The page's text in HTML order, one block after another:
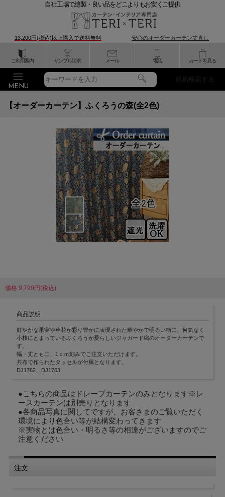
ご利用案内 サンプル請求 メール 電話 カートを見る
自社工場で縫製・良い品をどこよりもお安くご提供
13,200円(税込)以上購入で送料無料 安心のオーダーカーテン丈直し
簡易検索する
【オーダーカーテン】ふくろうの森(全2色)
価格:9,790円(税込)
商品説明
鮮やかな果実や草花が彩り豊かに表現された華やかで明るい柄に、何気なく
小枝にとまっているふくろうが愛らしいジャガード織のオーダーカーテンで
す。
幅・丈ともに、1ｃｍ刻みでご注文いただけます。
共布で作られたタッセルが付属となります。
DJ1762、DJ1763
●こちらの商品はドレープカーテンのみとなります※レ
ースカーテンは別売りとなります
●各商品写真に関してですが、お客さまのご覧いただく
環境により色合い等が結構変わってきます
※実物とは色合い・明るさ等の相違がございますのでご
注意ください
注文